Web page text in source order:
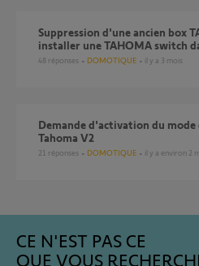
Suppression d'une ancien box TAHOMA V2 pour pouvoir
installer une TAHOMA switch
48 réponses DOMOTIQUE il y a 3 mois
Demande d'activation du mode développeur pour ma
Tahoma V2
21 réponses DOMOTIQUE il y a environ 2
CE N'EST PAS CE
QUE VOUS